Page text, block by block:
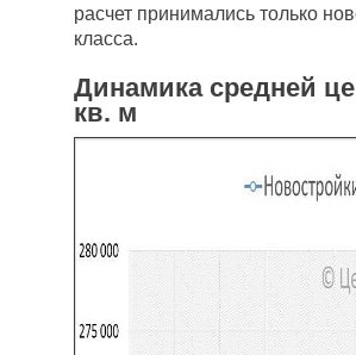
расчет принимались только
класса.
Динамика средней
кв. м